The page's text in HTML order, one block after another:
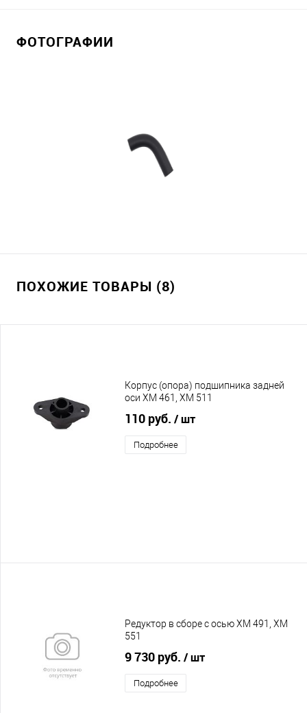
ФОТОГРАФИИ
ПОХОЖИЕ ТОВАРЫ (8)
Корпус (опора) подшипника задней
оси XM 461, XM 511
110 руб. / шт
Подробнее
Редуктор в сборе с осью XM 491, XM
551
9 730 руб. / шт
Подробнее